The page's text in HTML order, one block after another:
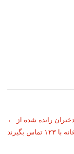
←
رانده شده از
با ۱۲۳ تماس بگیرند